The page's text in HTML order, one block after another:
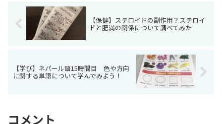
【保健】ステロイドの副作用？ステロイ
ドと肥満の関係について調べてみた
【学び】ネパール語15時間目 色や方向
に関する単語について学んでみよう！
コメント